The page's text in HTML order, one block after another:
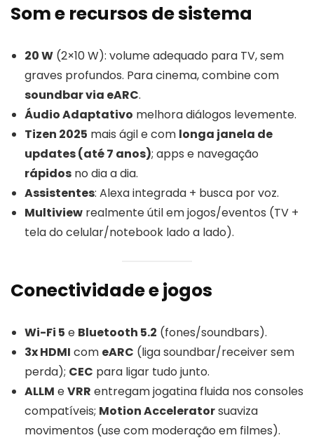
Som e recursos de sistema
20 W (2×10 W): volume adequado para TV, sem
graves profundos. Para cinema, combine com
soundbar via eARC.
Áudio Adaptativo melhora diálogos levemente.
Tizen 2025 mais ágil e com longa janela de
updates (até 7 anos); apps e navegação
rápidos no dia a dia.
Assistentes: Alexa integrada + busca por voz.
Multiview realmente útil em jogos/eventos (TV +
tela do celular/notebook lado a lado).
Conectividade e jogos
Wi-Fi 5 e Bluetooth 5.2 (fones/soundbars).
3x HDMI com eARC (liga soundbar/receiver sem
perda); CEC para ligar tudo junto.
ALLM eVRR entregam jogatina fluida nos consoles
compatíveis; Motion Acceleratorsuaviza
movimentos (use com moderação em filmes).